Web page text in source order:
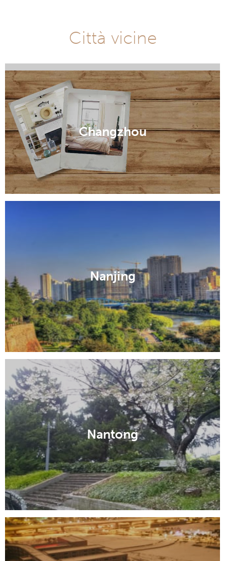
Città vicine
Changshu
Changzhou
Nanjing
Nantong